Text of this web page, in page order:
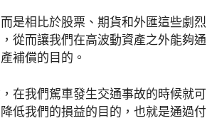
是相比於股票、期貨和外匯這些劇烈
從而讓我們在高波動資產之外能夠通
補償的目的。
在我們駕車發生交通事故的時候就可
低我們的損益的目的，也就是通過付